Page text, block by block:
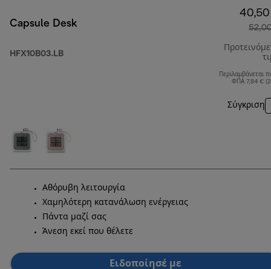
Capsule Desk
HFX10B03.LB
Περιλαμβάνεται
ΦΠΑ 7,84 €
Σύγκριση
Αθόρυβη λειτουργία
Χαμηλότερη κατανάλωση ενέργειας
Πάντα μαζί σας
Άνεση εκεί που θέλετε
Ειδοποίησέ με